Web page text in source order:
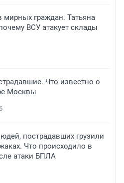
мирных граждан. Татьяна
ВСУ атакует склады
Что известно о
Москвы
пострадавших грузили
Что происходило в
атаки БПЛА